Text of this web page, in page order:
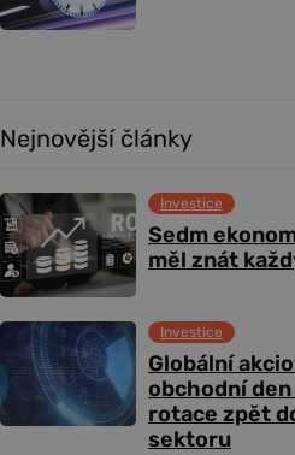
Nejnovější články
Sedm
měl znát
Investice
Globální
obchodní
rotace zpět
sektoru
Investice